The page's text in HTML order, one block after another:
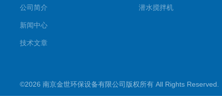
公司简介
新闻中心
技术文章
潜水搅拌机
©2026 南京金世环保设备有限公司版权所有 All Rights